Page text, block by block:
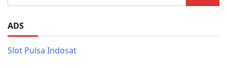
for:
ADS
Slot Pulsa Indosat